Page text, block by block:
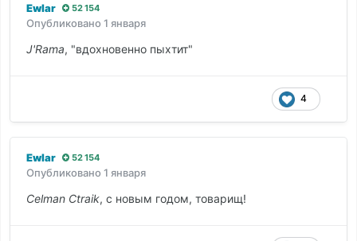
Ewlar 52 154
Опубликовано 1 января
J'Rama, "вдохновенно пыхтит"
4
Ewlar 52 154
Опубликовано 1 января
Celman Ctraik, с новым годом, товарищ!